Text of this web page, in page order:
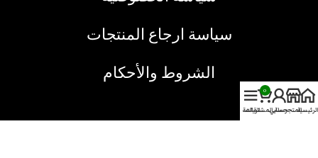
سياسة ارجاع المنتجات
الشروط والأحكام
الرئيسيةالمتجرحسابي
0
سلة المشتريات
القائمة